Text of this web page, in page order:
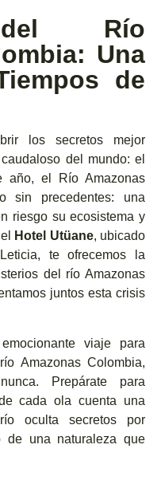
del Río
Una
de
los secretos mejor
del mundo: el
año, el Río Amazonas
sin precedentes: una
riesgo su ecosistema y
Hotel Utüane, ubicado
te ofrecemos la
del río Amazonas
juntos esta crisis
viaje para
Amazonas Colombia,
Prepárate para
cada ola cuenta una
oculta secretos por
de una naturaleza que